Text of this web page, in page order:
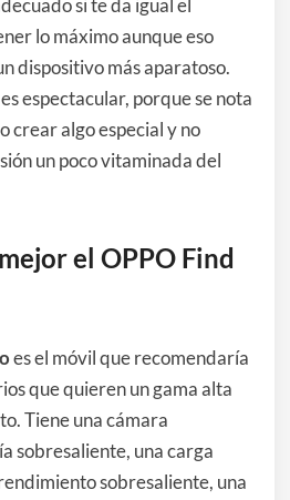
si te da igual el
lo máximo aunque eso
dispositivo más aparatoso.
espectacular, porque se nota
crear algo especial y no
un poco vitaminada del
el OPPO Find
es el móvil que recomendaría
que quieren un gama alta
Tiene una cámara
sobresaliente, una carga
sobresaliente, una